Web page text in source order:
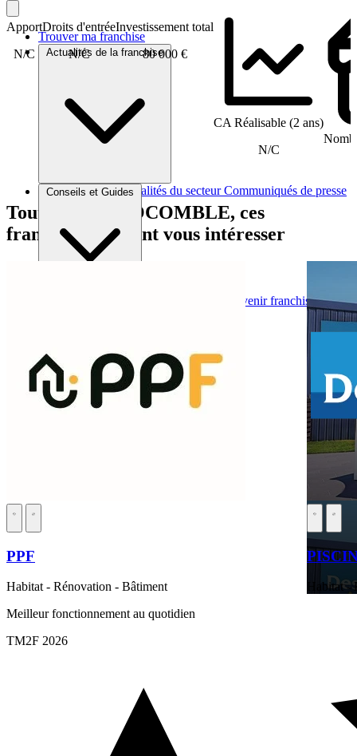
Trouver ma franchise
Actualités de la franchise
Brèves et actus Actualités du secteur Communiqués de presse
Conseils et Guides
Devenir franchiseur
Apport
N/C
Droits d'entrée
N/C
Investissement total
80 000 €
CA Réalisable (2 ans)
N/C
Tout comme ISOCOMBLE, ces
franchises peuvent vous intéresser
PPF
Habitat - Rénovation - Bâtiment
Meilleur fonctionnement au quotidien
TM2F 2026
Habitat